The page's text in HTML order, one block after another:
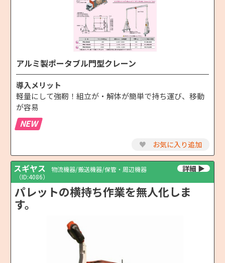
アルミ製ポータブル門型クレーン
導入メリット
軽量にして強靭！組立が・解体が簡単で持ち運び、移動
が容易
NEW
♥ お気に入り追加
スギヤス
物流機器/搬送機器/保管・周辺機器
（ID:4086）
パレットの横持ち作業を無人化しま
す。